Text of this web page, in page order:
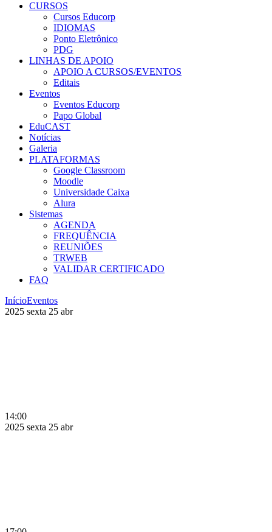
CURSOS
Cursos Educorp
IDIOMAS
Ponto Eletrônico
PDG
LINHAS DE APOIO
APOIO A CURSOS/EVENTOS
Editais
Eventos
Eventos Educorp
Papo Global
EduCAST
Notícias
Galeria
PLATAFORMAS
Google Classroom
Moodle
Universidade Caixa
Alura
Sistemas
AGENDA
FREQUÊNCIA
REUNIÕES
TRWEB
VALIDAR CERTIFICADO
FAQ
InícioEventos
2025 sexta 25 abr
14:00
2025 sexta 25 abr